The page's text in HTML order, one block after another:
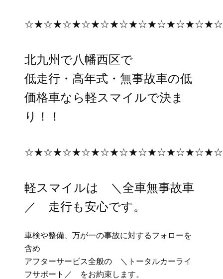
北九州で八幡西区で
低走行 ・ 高年式・無事故車の低
価格車なら軽スマイルで決ま
り！！
軽スマイルは ＼全車無事故車
／ 走行も安心です。
車検や整備、万が一の事故に対するフォローを
含め
アフターサービス全般の ＼トータルカーライ
フサポート／ をお約束します。